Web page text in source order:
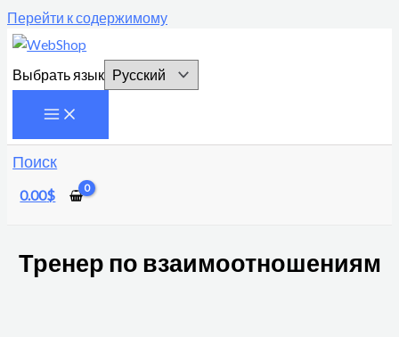
Перейти к содержимому
Выбрать язык
Поиск
0.00$
Тренер по взаимоотношениям